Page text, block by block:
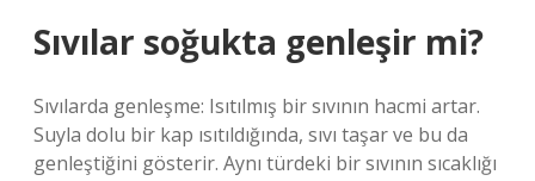
Sıvılar soğukta genleşir mi?
Sıvılarda genleşme: Isıtılmış bir sıvının hacmi artar.
Suyla dolu bir kap ısıtıldığında, sıvı taşar ve bu da
genleştiğini gösterir. Aynı türdeki bir sıvının sıcaklığı